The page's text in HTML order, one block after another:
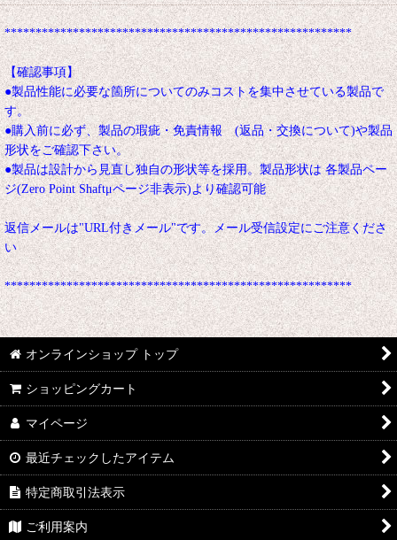
********************************************************
【確認事項】
●製品性能に必要な箇所についてのみコストを集中させている製品で
す。
●購入前に必ず、製品の瑕疵・免責情報 (返品・交換について)や製品
形状をご確認下さい。
●製品は設計から見直し独自の形状等を採用。製品形状は 各製品ペー
ジ(Zero Point Shaftμページ非表示)より確認可能
返信メールは"URL付きメール"です。メール受信設定にご注意くださ
い
********************************************************
オンラインショップ トップ
ショッピングカート
マイページ
最近チェックしたアイテム
特定商取引法表示
ご利用案内